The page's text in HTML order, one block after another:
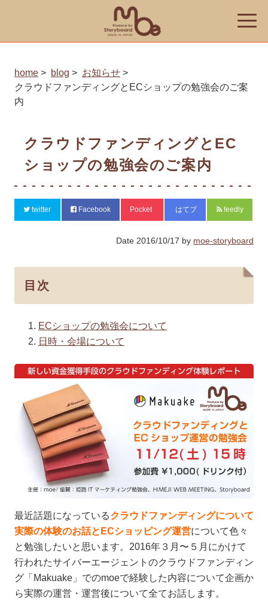
toggle
home blog
お知らせ
クラウドファンディングとECショップの勉強会のご案
内
クラウドファンディングとEC
ショップの勉強会のご案内
twitter Facebook Pocket はてブ feedly
Date 2016/10/17 by moe-storyboard
目次
ECショップの勉強会について
日時・会場について
最近話題になっているクラウドファンディングについて
実際の体験のお話とECショッピング運営について色々
と勉強したいと思います。2016年３月〜５月にかけて
行われたサイバーエージェントのクラウドファンディン
グ「Makuake」でのmoeで経験した内容について企画か
ら実際の運営・運営後について全てお話します。